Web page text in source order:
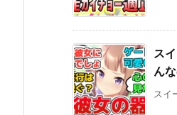
ス
ん
スイ